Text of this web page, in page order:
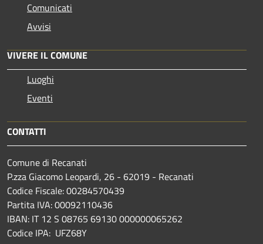
Comunicati
Avvisi
VIVERE IL COMUNE
Luoghi
Eventi
CONTATTI
Comune di Recanati
P.zza Giacomo Leopardi, 26 - 62019 - Recanati
Codice Fiscale: 00284570439
Partita IVA: 00092110436
IBAN: IT 12 S 08765 69130 000000065262
Codice IPA: UFZ68Y